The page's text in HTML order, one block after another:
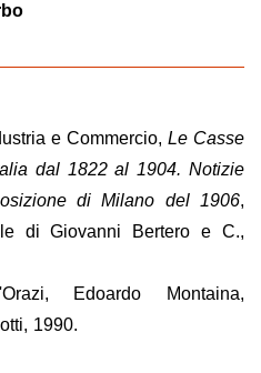
e Commercio, Le Casse
dal 1822 al 1904. Notizie
di Milano del 1906,
di Giovanni Bertero e C.,
Edoardo Montaina,
1990.